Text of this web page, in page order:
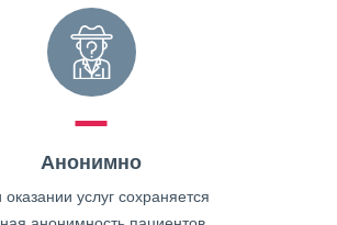
Анонимно
оказании услуг сохраняется